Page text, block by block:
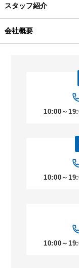
スタッフ紹介
会社概要
10:00～
10:00～
10:00～